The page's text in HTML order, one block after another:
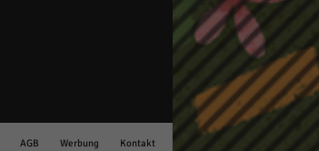
AGB Werbung Kontakt